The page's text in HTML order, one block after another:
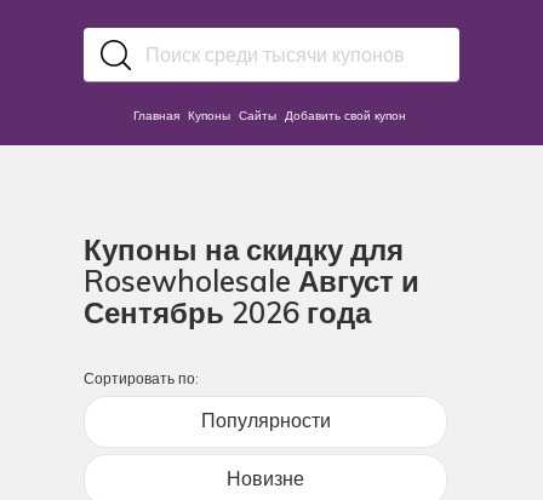
Главная Купоны Сайты Добавить свой купон
Купоны на скидку для
Rosewholesale Август и
Сентябрь 2026 года
Сортировать по:
Популярности
Новизне